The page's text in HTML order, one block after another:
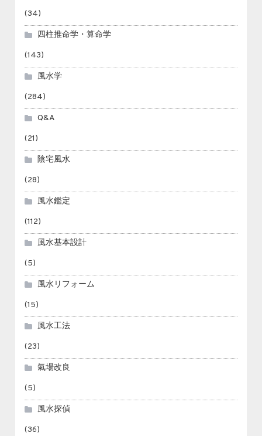
(34)
四柱推命学・算命学
(143)
風水学
(284)
Q&A
(21)
陰宅風水
(28)
風水鑑定
(112)
風水基本設計
(5)
風水リフォーム
(15)
風水工法
(23)
氣場改良
(5)
風水探偵
(36)